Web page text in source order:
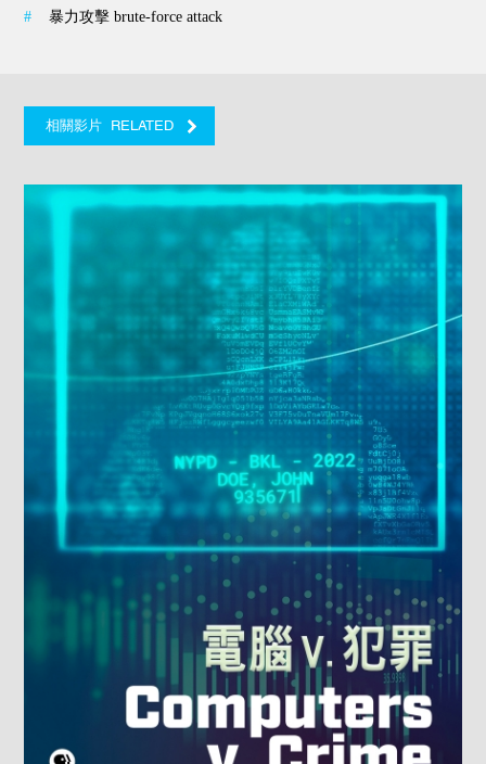
# 暴力攻擊 brute-force attack
相關影片 RELATED